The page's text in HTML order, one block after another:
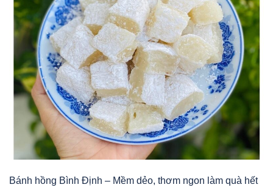
Bánh hồng Bình Định – Mềm dẻo, thơm ngon làm quà hết